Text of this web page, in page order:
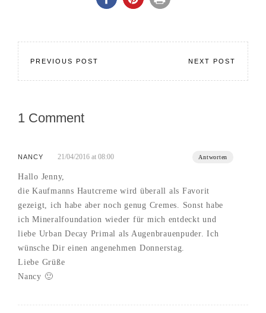
PREVIOUS POST NEXT POST
1 Comment
NANCY 21/04/2016 at 08:00 Antworten
Hallo Jenny,
die Kaufmanns Hautcreme wird überall als Favorit
gezeigt, ich habe aber noch genug Cremes. Sonst habe
ich Mineralfoundation wieder für mich entdeckt und
liebe Urban Decay Primal als Augenbrauenpuder. Ich
wünsche Dir einen angenehmen Donnerstag.
Liebe Grüße
Nancy 🙂